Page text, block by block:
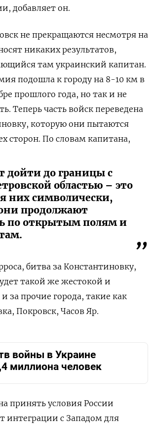
добавляет он.
не прекращаются несмотря на
никаких результатов,
там украинский капитан.
подошла к городу на 8-10 км в
прошлого года, но так и не
Теперь часть войск переведена
которую они пытаются
сторон. По словам капитана,
дойти до границы с
областью – это
них символически,
продолжают
по открытым полям и
битва за Константиновку,
такой же жестокой и
за прочие города, такие как
Покровск, Часов Яр.
войны в Украине
миллиона человек
принять условия России
интеграции с Западом для